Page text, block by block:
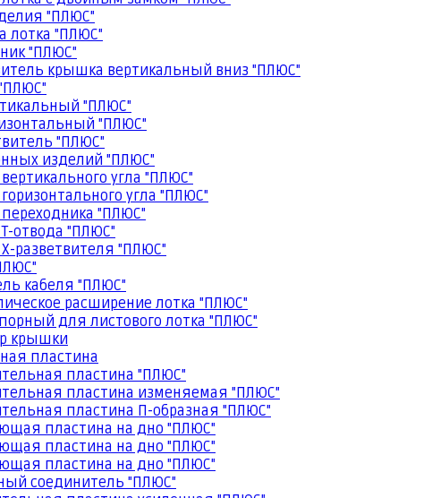
"ПЛЮС"
лотка "ПЛЮС"
"ПЛЮС"
крышка вертикальный вниз "ПЛЮС"
"ПЛЮС"
"ПЛЮС"
"ПЛЮС"
изделий "ПЛЮС"
угла "ПЛЮС"
угла "ПЛЮС"
"ПЛЮС"
отвода "ПЛЮС"
разветвителя "ПЛЮС"
кабеля "ПЛЮС"
расширение лотка "ПЛЮС"
для листового лотка "ПЛЮС"
крышки
пластина
пластина "ПЛЮС"
пластина изменяемая "ПЛЮС"
пластина П-образная "ПЛЮС"
пластина на дно "ПЛЮС"
пластина на дно "ПЛЮС"
пластина на дно "ПЛЮС"
соединитель "ПЛЮС"